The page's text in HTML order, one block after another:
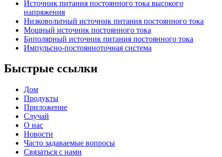
Источник питания постоянного тока высокого
напряжения
Низковольтный источник питания постоянного тока
Мощный источник постоянного тока
Биполярный источник питания постоянного тока
Импульсно-постоянноточная система
Быстрые ссылки
Дом
Продукты
Приложение
Случай
О нас
Новости
Часто задаваемые вопросы
Связаться с нами